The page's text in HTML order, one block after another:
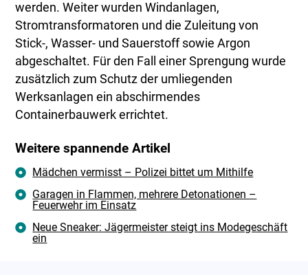
werden. Weiter wurden Windanlagen,
Stromtransformatoren und die Zuleitung von
Stick-, Wasser- und Sauerstoff sowie Argon
abgeschaltet. Für den Fall einer Sprengung wurde
zusätzlich zum Schutz der umliegenden
Werksanlagen ein abschirmendes
Containerbauwerk errichtet.
Weitere spannende Artikel
Mädchen vermisst – Polizei bittet um Mithilfe
Garagen in Flammen, mehrere Detonationen –
Feuerwehr im Einsatz
Neue Sneaker: Jägermeister steigt ins Modegeschäft
ein